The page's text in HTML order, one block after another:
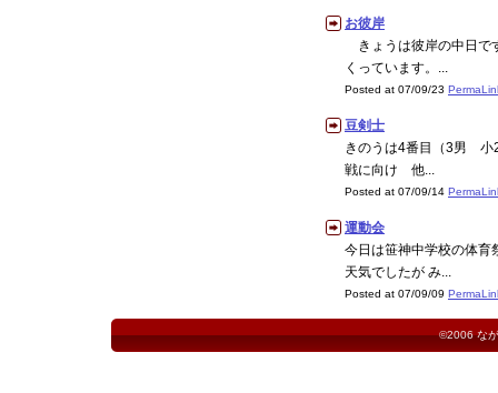
お彼岸
きょうは彼岸の中日で
くっています。...
Posted at 07/09/23
豆剣士
きのうは4番目（3男 小
戦に向け 他...
Posted at 07/09/14
運動会
今日は笹神中学校の体育
天気でしたが み...
Posted at 07/09/09
©2006な